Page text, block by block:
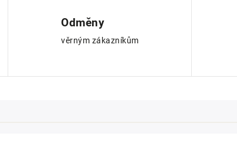
Odměny
věrným zákazníkům